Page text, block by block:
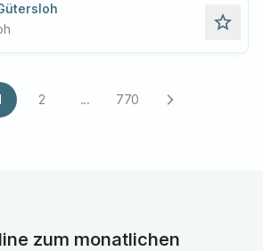
star_outline
2 ... 770 arrow_forward_ios
zum monatlichen